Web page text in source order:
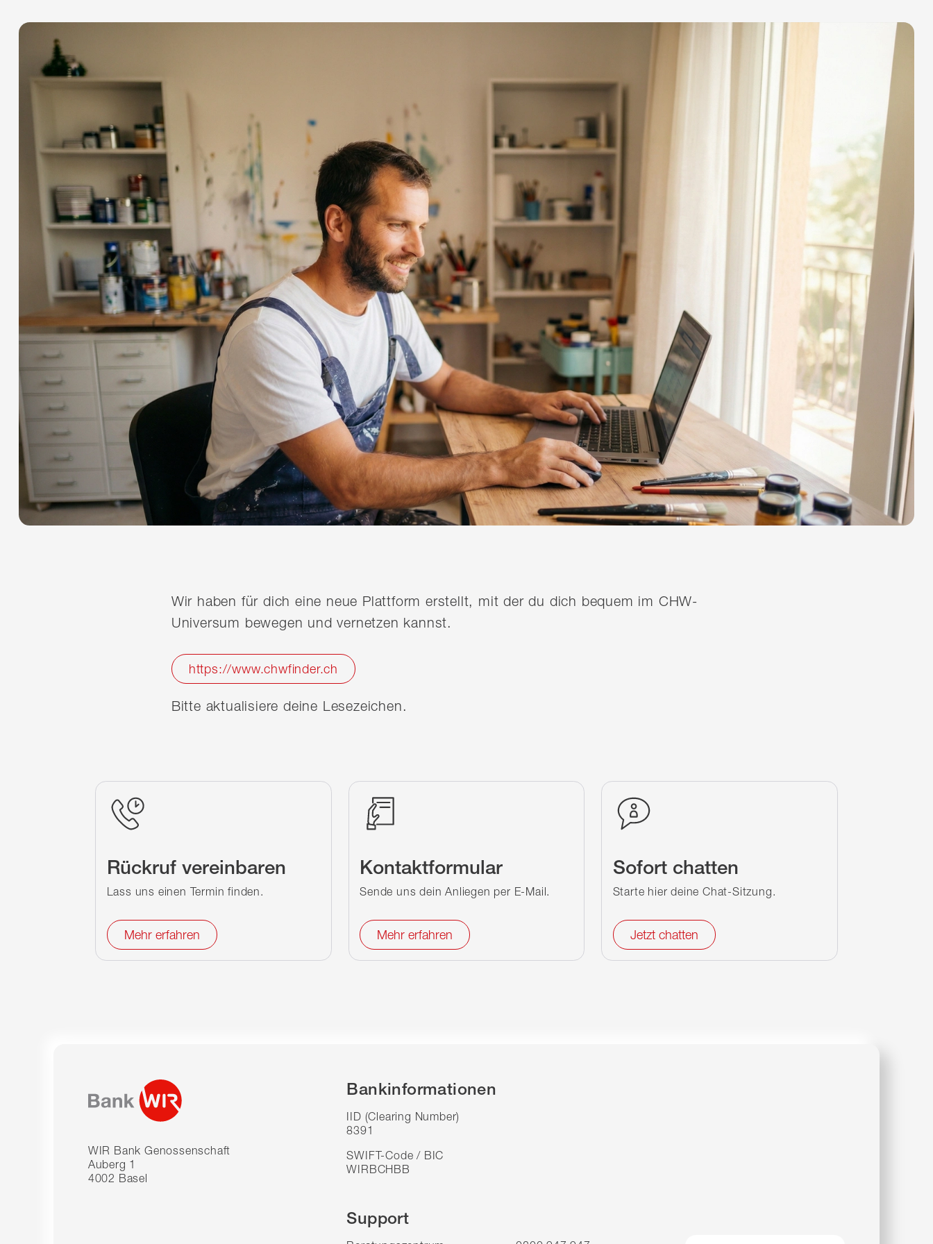
Wir haben für dich eine neue Plattform erstellt, mit der du dich bequem im CHW-
Universum bewegen und vernetzen kannst.
https://www.chwfinder.ch
Bitte aktualisiere deine Lesezeichen.
Rückruf vereinbaren
Lass uns einen Termin finden.
Mehr erfahren
Kontaktformular
Sende uns dein Anliegen per E-Mail.
Mehr erfahren
Sofort chatten
Starte hier deine Chat-Sitzung.
Jetzt chatten
WIR Bank Genossenschaft
Auberg 1
4002 Basel
Bankinformationen
IID (Clearing Number)
8391
SWIFT-Code / BIC
WIRBCHBB
Support